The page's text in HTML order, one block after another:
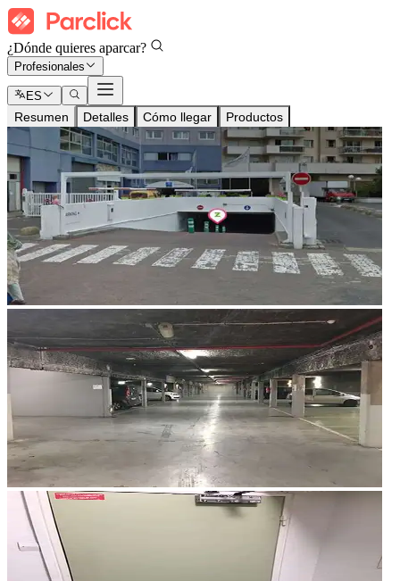
¿Dónde quieres aparcar?
Profesionales
ES
Resumen Detalles Cómo llegar Productos